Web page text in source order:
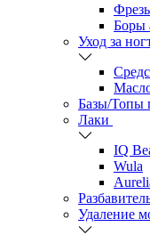
Боры
Уход за
Базы/Топы
Лаки
IQ
Wula
Удаление